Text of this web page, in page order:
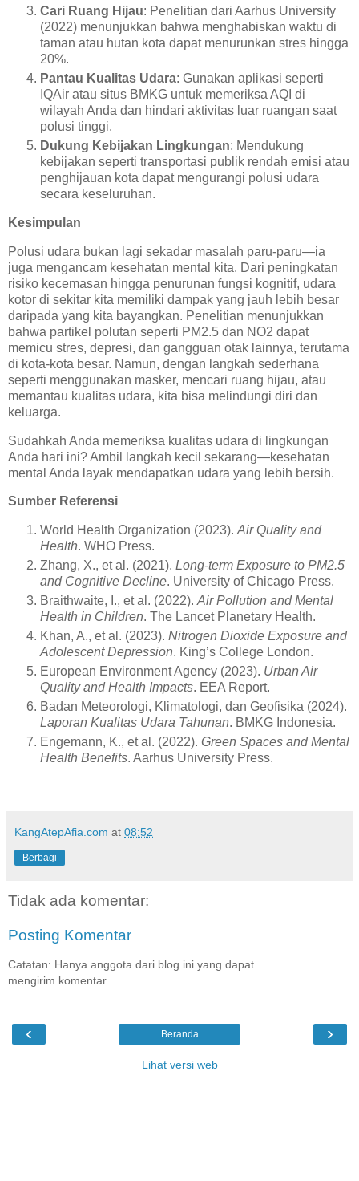
Cari Ruang Hijau: Penelitian dari Aarhus University
(2022) menunjukkan bahwa menghabiskan waktu di
taman atau hutan kota dapat menurunkan stres hingga
20%.
Pantau Kualitas Udara: Gunakan aplikasi seperti
IQAir atau situs BMKG untuk memeriksa AQI di
wilayah Anda dan hindari aktivitas luar ruangan saat
polusi tinggi.
Dukung Kebijakan Lingkungan: Mendukung
kebijakan seperti transportasi publik rendah emisi atau
penghijauan kota dapat mengurangi polusi udara
secara keseluruhan.
Kesimpulan
Polusi udara bukan lagi sekadar masalah paru-paru—ia
juga mengancam kesehatan mental kita. Dari peningkatan
risiko kecemasan hingga penurunan fungsi kognitif, udara
kotor di sekitar kita memiliki dampak yang jauh lebih besar
daripada yang kita bayangkan. Penelitian menunjukkan
bahwa partikel polutan seperti PM2.5 dan NO2 dapat
memicu stres, depresi, dan gangguan otak lainnya, terutama
di kota-kota besar. Namun, dengan langkah sederhana
seperti menggunakan masker, mencari ruang hijau, atau
memantau kualitas udara, kita bisa melindungi diri dan
keluarga.
Sudahkah Anda memeriksa kualitas udara di lingkungan
Anda hari ini? Ambil langkah kecil sekarang—kesehatan
mental Anda layak mendapatkan udara yang lebih bersih.
Sumber Referensi
World Health Organization (2023). Air Quality and
Health. WHO Press.
Zhang, X., et al. (2021). Long-term Exposure to PM2.5
and Cognitive Decline. University of Chicago Press.
Braithwaite, I., et al. (2022). Air Pollution and Mental
Health in Children. The Lancet Planetary Health.
Khan, A., et al. (2023). Nitrogen Dioxide Exposure and
Adolescent Depression. King’s College London.
European Environment Agency (2023). Urban Air
Quality and Health Impacts. EEA Report.
Badan Meteorologi, Klimatologi, dan Geofisika (2024).
Laporan Kualitas Udara Tahunan. BMKG Indonesia.
Engemann, K., et al. (2022). Green Spaces and Mental
Health Benefits. Aarhus University Press.
KangAtepAfia.com at 08:52
Berbagi
Tidak ada komentar:
Posting Komentar
Catatan: Hanya anggota dari blog ini yang dapat
mengirim komentar.
‹ ›
Beranda
Lihat versi web